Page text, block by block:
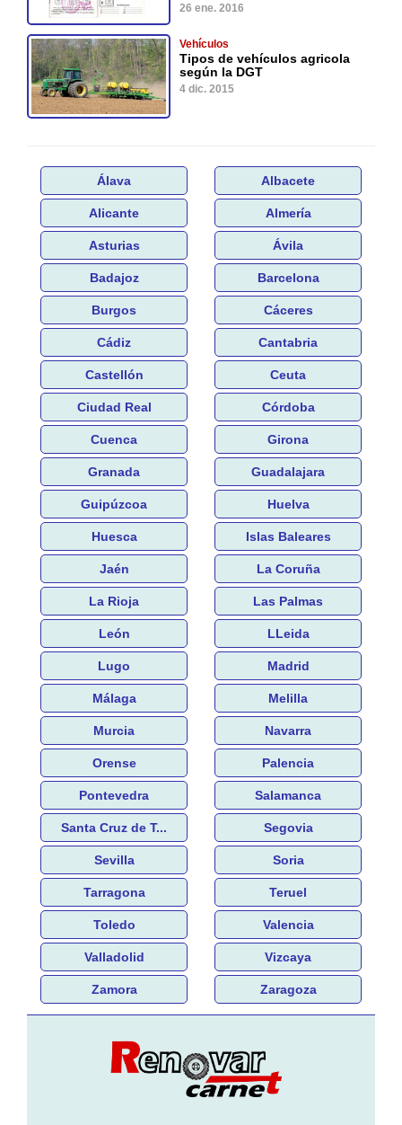
26 ene. 2016
Vehículos
Tipos de vehículos agricola
según la DGT
4 dic. 2015
Álava Albacete
Alicante Almería
Asturias Ávila
Badajoz Barcelona
Burgos Cáceres
Cádiz Cantabria
Castellón Ceuta
Ciudad Real Córdoba
Cuenca Girona
Granada Guadalajara
Guipúzcoa Huelva
Huesca Islas Baleares
Jaén La Coruña
La Rioja Las Palmas
León LLeida
Lugo Madrid
Málaga Melilla
Murcia Navarra
Orense Palencia
Pontevedra Salamanca
Santa Cruz de T... Segovia
Sevilla Soria
Tarragona Teruel
Toledo Valencia
Valladolid Vizcaya
Zamora Zaragoza